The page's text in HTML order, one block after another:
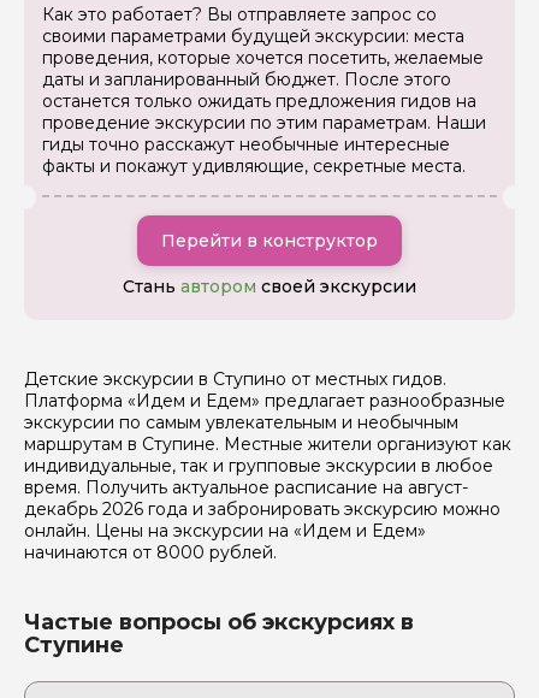
Как это работает? Вы отправляете запрос со
своими параметрами будущей экскурсии: места
проведения, которые хочется посетить, желаемые
даты и запланированный бюджет. После этого
останется только ожидать предложения гидов на
проведение экскурсии по этим параметрам. Наши
гиды точно расскажут необычные интересные
факты и покажут удивляющие, секретные места.
Перейти в конструктор
Стань автором своей экскурсии
Детские экскурсии в Ступино от местных гидов.
Платформа «Идем и Едем» предлагает разнообразные
экскурсии по самым увлекательным и необычным
маршрутам в Ступине. Местные жители организуют как
индивидуальные, так и групповые экскурсии в любое
время. Получить актуальное расписание на август-
декабрь 2026 года и забронировать экскурсию можно
онлайн. Цены на экскурсии на «Идем и Едем»
начинаются от 8000 рублей.
Частые вопросы об экскурсиях в
Ступине
Если у вас есть интересующие вопросы, можете их
Я даю своё согласие на обработку персональных
Отправить